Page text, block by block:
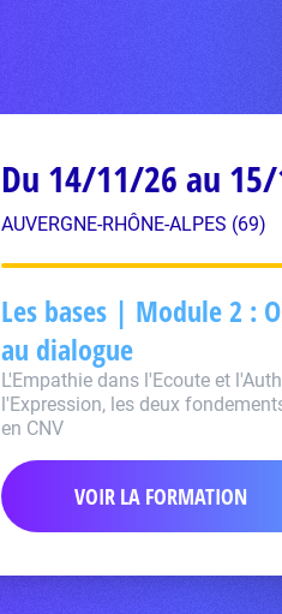
Du 14/11/26 au
AUVERGNE-RHÔNE-ALPES (69)
Les bases | Module 2 :
au dialogue
L'Empathie dans l'Ecoute et
l'Expression, les deux
en CNV
VOIR LA FORMATION